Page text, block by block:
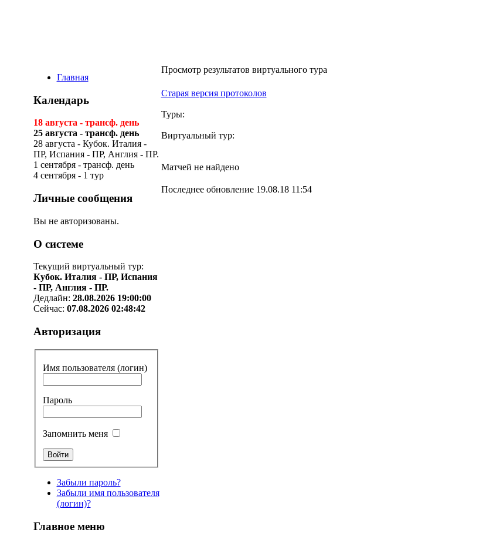
Главная
Календарь
18 августа - трансф. день
25 августа - трансф. день
28 августа - Кубок. Италия -
ПР, Испания - ПР, Англия - ПР.
1 сентября - трансф. день
4 сентября - 1 тур
Личные сообщения
Вы не авторизованы.
О системе
Текущий виртуальный тур:
Кубок. Италия - ПР, Испания
- ПР, Англия - ПР.
Дедлайн: 28.08.2026 19:00:00
Сейчас: 07.08.2026 02:48:42
Авторизация
Имя пользователя (логин)
Пароль
Запомнить меня
Забыли пароль?
Забыли имя пользователя
(логин)?
Главное меню
Просмотр результатов виртуального тура
Старая версия протоколов
Туры:
Виртуальный тур:
Матчей не найдено
Последнее обновление 19.08.18 11:54